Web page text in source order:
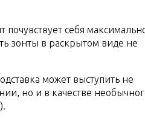
почувствует себя
зонты в раскрытом виде не
может выступить не
но и в качестве